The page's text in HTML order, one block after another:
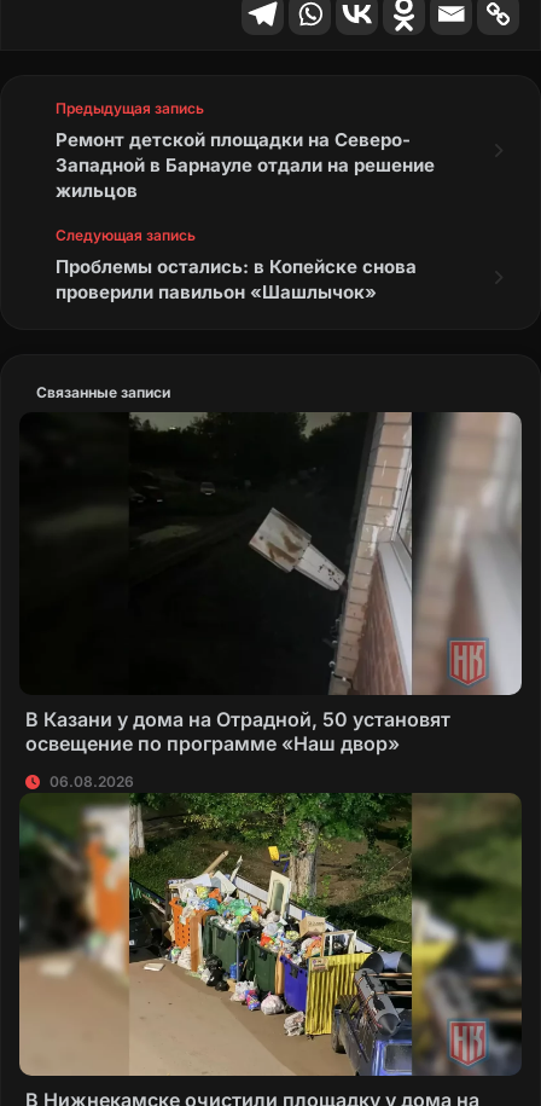
Предыдущая запись
Ремонт детской площадки на Северо-
Западной в Барнауле отдали на решение
жильцов
Следующая запись
Проблемы остались: в Копейске снова
проверили павильон «Шашлычок»
Связанные записи
В Казани у дома на Отрадной, 50 установят
освещение по программе «Наш двор»
06.08.2026
В Нижнекамске очистили площадку у дома на